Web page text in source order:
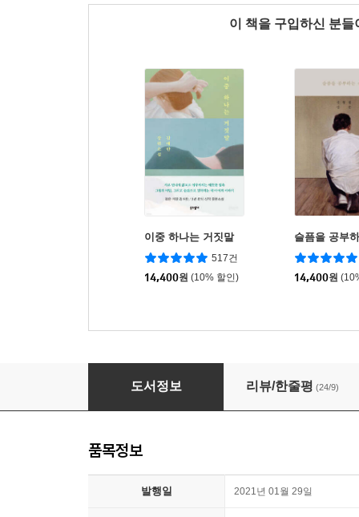
이 책을 구입하신 분
이중 하나는 거짓말
517건
14,400원 (10% 할인)
슬픔을 공부
14,400원
잃어버린 단어들의 사전
도서정보 리뷰/한줄평 (24/9)
품목정보
발행일 2021년 01월 29일